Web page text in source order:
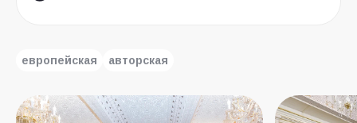
европейская авторская